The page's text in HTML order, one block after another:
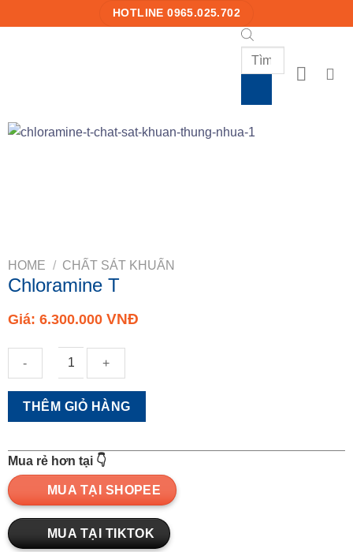
to
HOTLINE 0965.025.702
Products
search
HOME / CHẤT SÁT KHUẨN
Chloramine T
Giá: 6.300.000 VNĐ
Chloramine
THÊM GIỎ HÀNG
Mua rẻ hơn tại 👇
MUA TẠI SHOPEE
MUA TẠI TIKTOK